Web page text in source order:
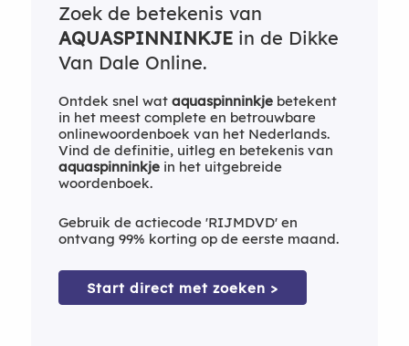
Zoek de betekenis van
AQUASPINNINKJEin de Dikke
Van Dale Online.
Ontdek snel wat aquaspinninkjebetekent
in het meest complete en betrouwbare
onlinewoordenboek van het Nederlands.
Vind de definitie, uitleg en betekenis van
aquaspinninkjein het uitgebreide
woordenboek.
Gebruik de actiecode 'RIJMDVD' en
ontvang 99% korting op de eerste maand.
Start direct met zoeken >